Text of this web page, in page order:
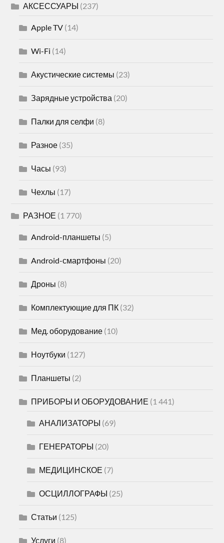
АКСЕССУАРЫ (237)
Apple TV (14)
Wi-Fi (14)
Акустические системы (23)
Зарядные устройства (20)
Палки для селфи (8)
Разное (35)
Часы (93)
Чехлы (17)
РАЗНОЕ (1 770)
Android-планшеты (5)
Android-смартфоны (20)
Дроны (8)
Комплектующие для ПК (32)
Мед. оборудование (10)
Ноутбуки (127)
Планшеты (2)
ПРИБОРЫ И ОБОРУДОВАНИЕ (1 441)
АНАЛИЗАТОРЫ (69)
ГЕНЕРАТОРЫ (20)
МЕДИЦИНСКОЕ (7)
ОСЦИЛЛОГРАФЫ (25)
Статьи (125)
Услуги (8)